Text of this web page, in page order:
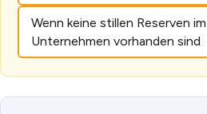
Wenn keine stillen Reserven
Unternehmen vorhanden sind